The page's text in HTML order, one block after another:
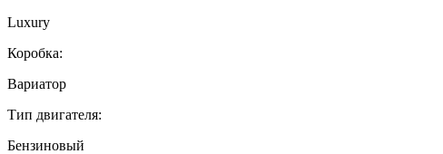
Luxury
Коробка:
Вариатор
Тип двигателя:
Бензиновый